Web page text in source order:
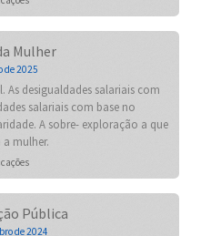
Mulher
de 2025
desigualdades salariais com
salariais com base no
A sobre- exploração a que
a mulher.
Pública
de 2024